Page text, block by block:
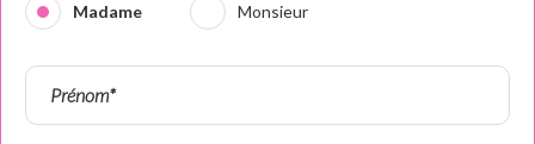
Madame
Monsieur